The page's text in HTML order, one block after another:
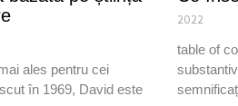
ales pentru cei
în 1969, David este
2022
table of